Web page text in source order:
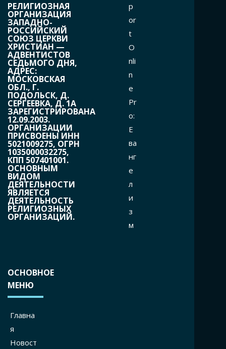
РЕЛИГИОЗНАЯ
ОРГАНИЗАЦИЯ
ЗАПАДНО-
РОССИЙСКИЙ
СОЮЗ ЦЕРКВИ
ХРИСТИАН —
АДВЕНТИСТОВ
СЕДЬМОГО ДНЯ,
АДРЕС:
МОСКОВСКАЯ
ОБЛ., Г.
ПОДОЛЬСК, Д.
СЕРГЕЕВКА, Д. 1А
ЗАРЕГИСТРИРОВАНА
12.09.2003.
ОРГАНИЗАЦИИ
ПРИСВОЕНЫ ИНН
5021009275, ОГРН
1035000032275,
КПП 507401001.
ОСНОВНЫМ
ВИДОМ
ДЕЯТЕЛЬНОСТИ
ЯВЛЯЕТСЯ
ДЕЯТЕЛЬНОСТЬ
РЕЛИГИОЗНЫХ
ОРГАНИЗАЦИЙ.
p
or
t
O
nli
n
e
Pr
o:
Е
ва
нг
е
л
и
з
м
ОСНОВНОЕ
МЕНЮ
Главна
я
Новост